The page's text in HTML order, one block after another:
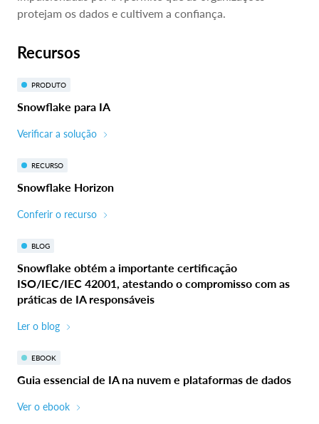
protejam os dados e cultivem a confiança.
Recursos
PRODUTO
Snowflake para IA
Verificar a solução
RECURSO
Snowflake Horizon
Conferir o recurso
BLOG
Snowflake obtém a importante certificação
ISO/IEC/IEC 42001, atestando o compromisso com as
práticas de IA responsáveis
Ler o blog
EBOOK
Guia essencial de IA na nuvem e plataformas de dados
Ver o ebook